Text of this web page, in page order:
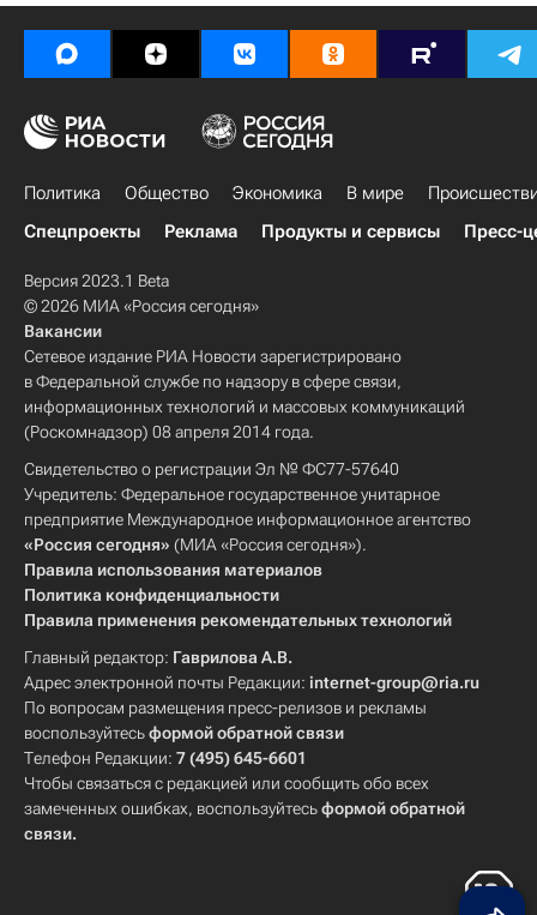
Политика Общество Экономика В мире
Спецпроекты
Реклама Продукты и сервисы Пресс-
Версия 2023.1 Beta
© 2026 МИА «Россия сегодня»
Вакансии
Сетевое издание РИА Новости зарегистрировано
в Федеральной службе по надзору в сфере связи,
информационных технологий и массовых коммуникаций
(Роскомнадзор) 08 апреля 2014 года.
Свидетельство о регистрации Эл № ФС77-57640
Учредитель: Федеральное государственное унитарное
предприятие Международное информационное агентство
«Россия сегодня» (МИА «Россия сегодня»).
Правила использования материалов
Политика конфиденциальности
Правила применения рекомендательных технологий
Главный редактор: Гаврилова А.В.
Адрес электронной почты Редакции: internet-group@ria.ru
По вопросам размещения пресс-релизов и рекламы
воспользуйтесьформой обратной связи
Телефон Редакции: 7 (495) 645-6601
Чтобы связаться с редакцией или сообщить обо всех
замеченных ошибках, воспользуйтесьформой обратной
связи.